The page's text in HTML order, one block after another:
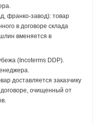
франко-завод): товар
в договоре склада
вменяется в
(Incoterms DDP).
доставляется заказчику
очищенный от